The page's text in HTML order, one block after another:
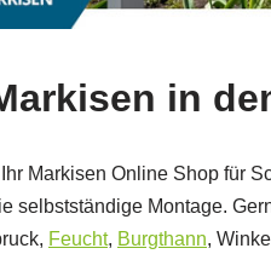
in
Markisen Online Shop für
selbstständige Montage.
Feucht, Burgthann,